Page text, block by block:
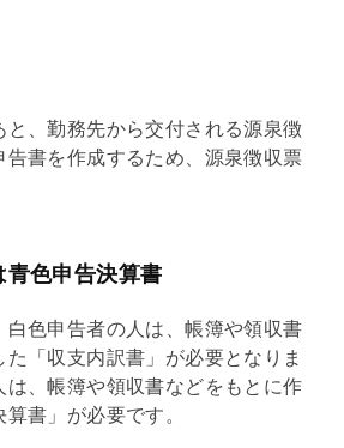
と、勤務先から交付される源泉徴
告書を作成するため、源泉徴収票
青色申告決算書
白色申告者の人は、帳簿や領収書
「収支内訳書」が必要となりま
は、帳簿や領収書などをもとに作
算書」が必要です。